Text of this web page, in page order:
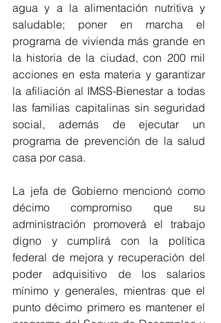
agua y a la alimentación nutritiva y
saludable; poner en marcha el
programa de vivienda más grande en
la historia de la ciudad, con 200 mil
acciones en esta materia y garantizar
la afiliación al IMSS-Bienestar a todas
las familias capitalinas sin seguridad
social, además de ejecutar un
programa de prevención de la salud
casa por casa.
La jefa de Gobierno mencionó como
décimo compromiso que su
administración promoverá el trabajo
digno y cumplirá con la política
federal de mejora y recuperación del
poder adquisitivo de los salarios
mínimo y generales, mientras que el
punto décimo primero es mantener el